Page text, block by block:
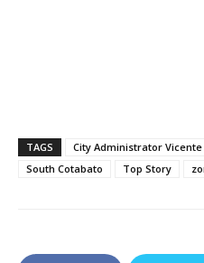
TAGS City Administrator Vicente
South Cotabato
Top Story